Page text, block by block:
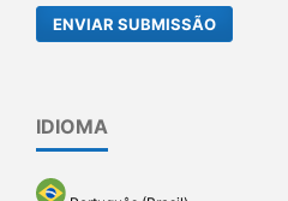
ENVIAR SUBMISSÃO
IDIOMA